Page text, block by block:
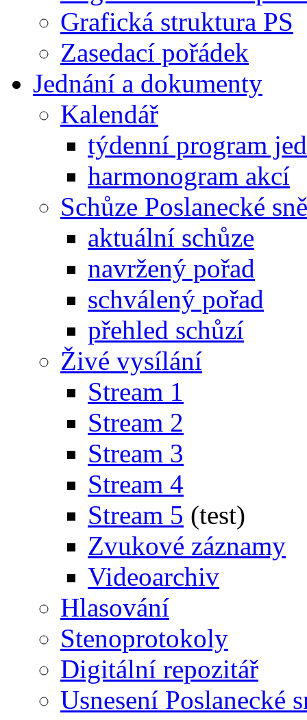
Grafická struktura PS
Zasedací pořádek
Jednání a dokumenty
Kalendář
týdenní program
harmonogram akcí
Schůze Poslanecké
aktuální schůze
navržený pořad
schválený pořad
přehled schůzí
Živé vysílání
Stream 1
Stream 2
Stream 3
Stream 4
Stream 5 (test)
Zvukové záznamy
Videoarchiv
Hlasování
Stenoprotokoly
Digitální repozitář
Usnesení Poslanecké